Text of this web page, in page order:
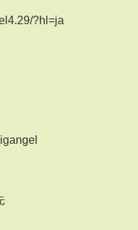
?hl=ja